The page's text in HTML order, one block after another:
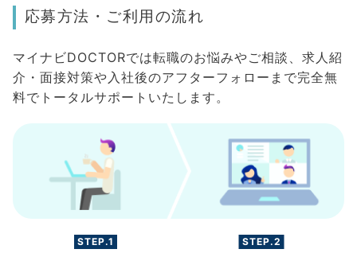
応募方法・ご利用の流れ
マイナビDOCTORでは転職のお悩みやご相談、求人紹
介・面接対策や入社後のアフターフォローまで完全無
料でトータルサポートいたします。
STEP.1 STEP.2